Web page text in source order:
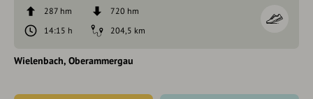
287 hm
720 hm
14:15 h
204,5 km
Wielenbach Oberammergau